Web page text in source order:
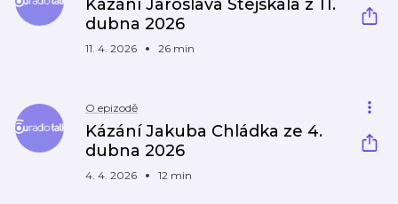
Kázání Jaroslava Stejskala z 11.
dubna 2026
11. 4. 2026 26 min
O epizodě
Kázání Jakuba Chládka ze 4.
dubna 2026
4. 4. 2026 12 min